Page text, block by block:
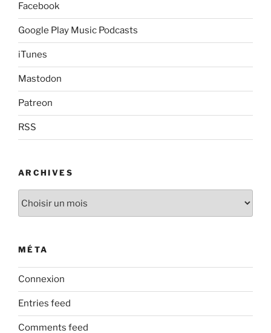
Facebook
Google Play Music Podcasts
iTunes
Mastodon
Patreon
RSS
ARCHIVES
MÉTA
Connexion
Entries feed
Comments feed